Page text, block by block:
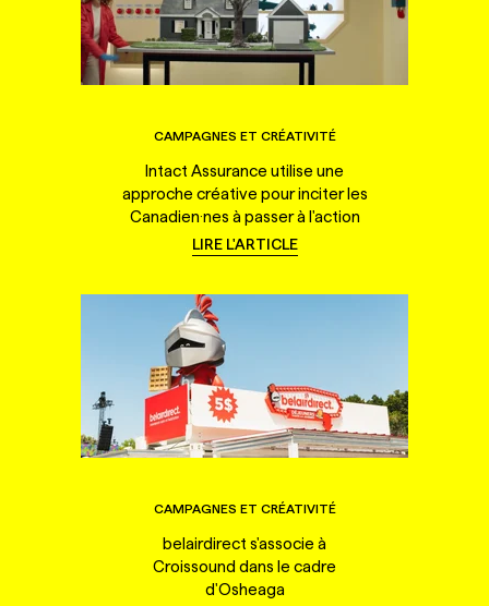
CAMPAGNES ET CRÉATIVITÉ
Intact Assurance utilise une
approche créative pour inciter les
Canadien·nes à passer à l'action
LIRE L'ARTICLE
CAMPAGNES ET CRÉATIVITÉ
belairdirect s'associe à
Croissound dans le cadre
d'Osheaga